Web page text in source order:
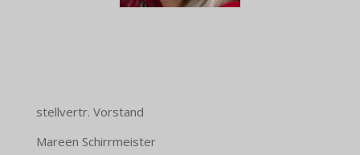
stellvertr. Vorstand
Mareen Schirrmeister